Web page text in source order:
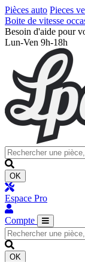
Pièces auto Pieces
Boite de vitesse
Besoin d'aide pour
Lun-Ven 9h-18h
OK
Espace Pro
Compte
OK